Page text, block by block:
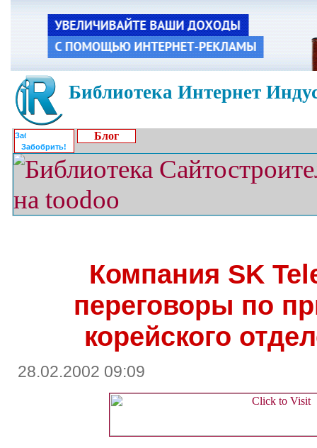
Библиотека Интернет
Забобрить!
Блог
Компания SK
переговоры по
корейского
28.02.2002 09:09